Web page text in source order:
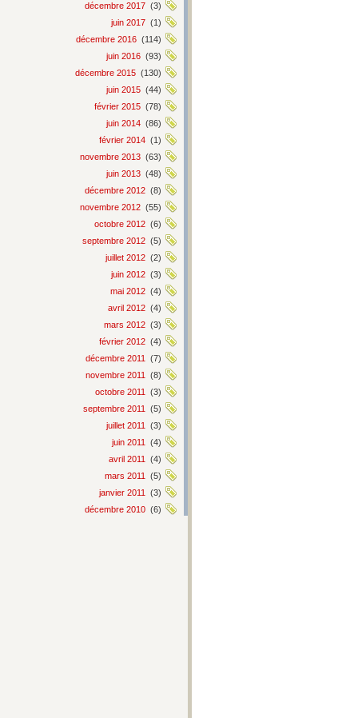
décembre 2017 (3)
juin 2017 (1)
décembre 2016 (114)
juin 2016 (93)
décembre 2015 (130)
juin 2015 (44)
février 2015 (78)
juin 2014 (86)
février 2014 (1)
novembre 2013 (63)
juin 2013 (48)
décembre 2012 (8)
novembre 2012 (55)
octobre 2012 (6)
septembre 2012 (5)
juillet 2012 (2)
juin 2012 (3)
mai 2012 (4)
avril 2012 (4)
mars 2012 (3)
février 2012 (4)
décembre 2011
(7)
novembre 2011
(8)
octobre 2011
(3)
septembre 2011
(5)
juillet 2011
(3)
juin 2011
(4)
avril 2011
(4)
mars 2011
(5)
janvier 2011
(3)
décembre 2010 (6)